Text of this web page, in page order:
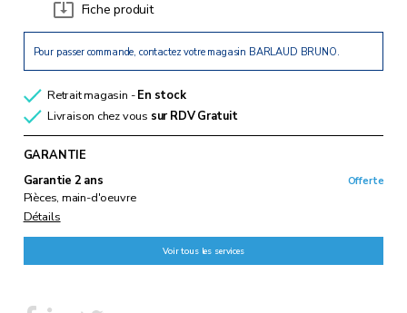
Fiche produit
Pour passer commande, contactez votre magasin BARLAUD BRUNO.
Retrait magasin -En stock
Livraison chez vous sur RDVGratuit
GARANTIE
Garantie 2 ans
Pièces, main-d'oeuvre
Détails
Offerte
Voir tous les services